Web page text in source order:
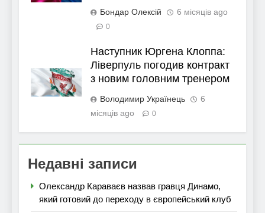
Бондар Олексій 6 місяців ago
0
Наступник Юргена Клоппа:
Ліверпуль погодив контракт
з новим головним тренером
Володимир Українець
6
місяців ago
0
Недавні записи
Олександр Караваєв назвав гравця Динамо,
який готовий до переходу в європейський клуб